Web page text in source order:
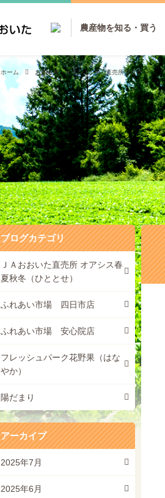
農産物を知る・買う
ホーム お知らせ・イベント 直売所ブログ
ブログカテゴリ
ＪＡおおいた直売所 オアシス春
夏秋冬（ひととせ）
ふれあい市場 四日市店
ふれあい市場 安心院店
フレッシュパーク花野果（はな
やか）
陽だまり
アーカイブ
2025年7月
2025年6月